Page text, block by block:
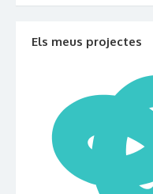
Els meus projectes